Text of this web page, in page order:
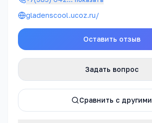
gladenscool.ucoz.ru/
Оставить отзыв
Задать вопрос
Сравнить с другими